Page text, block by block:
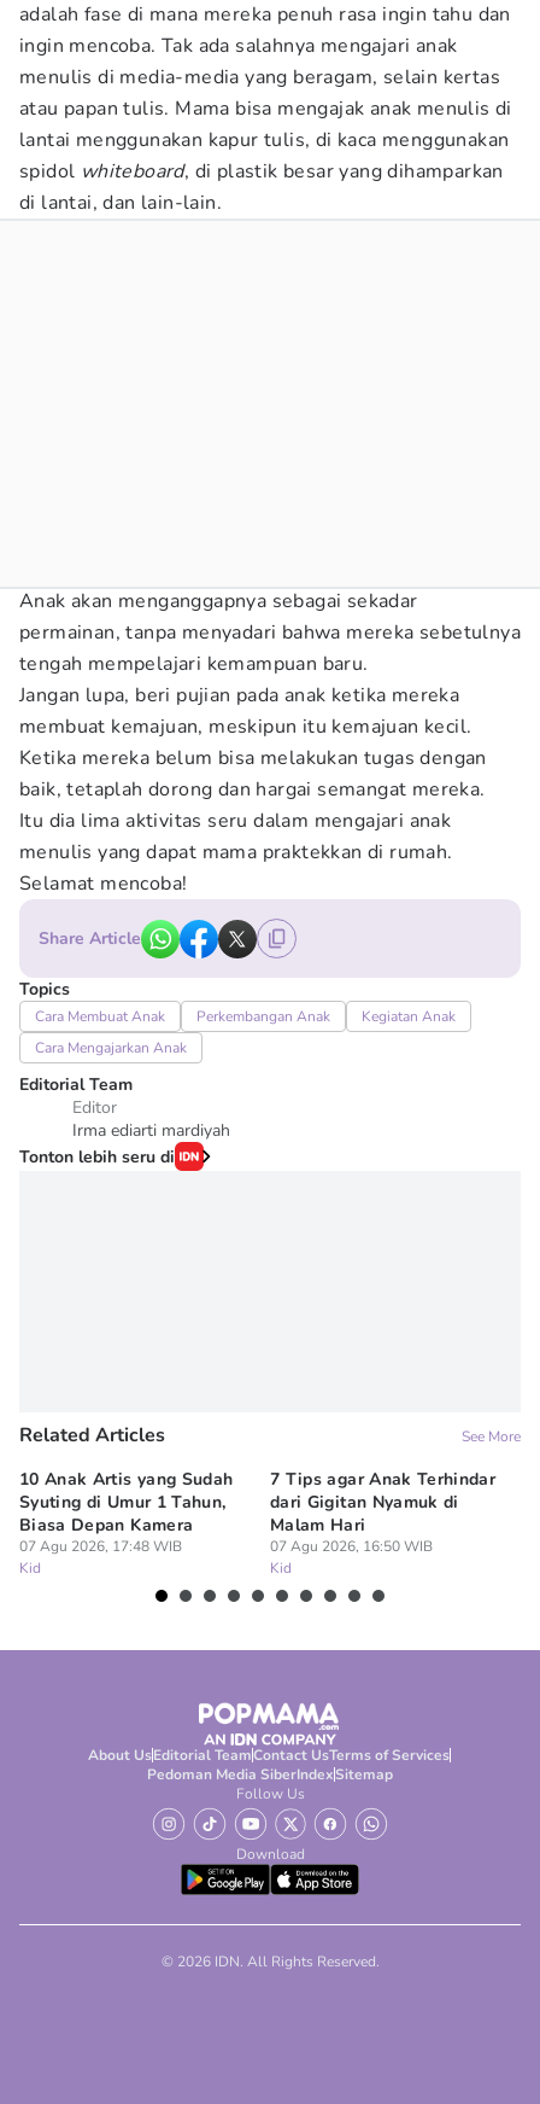
adalah fase di mana mereka penuh rasa ingin tahu dan
ingin mencoba. Tak ada salahnya mengajari anak
menulis di media-media yang beragam, selain kertas
atau papan tulis. Mama bisa mengajak anak menulis di
lantai menggunakan kapur tulis, di kaca menggunakan
spidol whiteboard, di plastik besar yang dihamparkan
di lantai, dan lain-lain.
Anak akan menganggapnya sebagai sekadar
permainan, tanpa menyadari bahwa mereka sebetulnya
tengah mempelajari kemampuan baru.
Jangan lupa, beri pujian pada anak ketika mereka
membuat kemajuan, meskipun itu kemajuan kecil.
Ketika mereka belum bisa melakukan tugas dengan
baik, tetaplah dorong dan hargai semangat mereka.
Itu dia lima aktivitas seru dalam mengajari anak
menulis yang dapat mama praktekkan di rumah.
Selamat mencoba!
Share Article
Topics
Cara Membuat Anak Perkembangan Anak
Kegiatan Anak
Cara Mengajarkan Anak
Editorial Team
Editor
Irma ediarti mardiyah
Tonton lebih seru di
Related Articles See More
10 Anak Artis yang Sudah
Syuting di Umur 1 Tahun,
Biasa Depan Kamera
07 Agu 2026, 17:48 WIB
Kid
7 Tips agar Anak Terhindar
dari Gigitan Nyamuk di
Malam Hari
07 Agu 2026, 16:50 WIB
Kid
About UsEditorial TeamContact UsTerms of Services
Pedoman Media SiberIndexSitemap
Follow Us
Download
© 2026 IDN. All Rights Reserved.